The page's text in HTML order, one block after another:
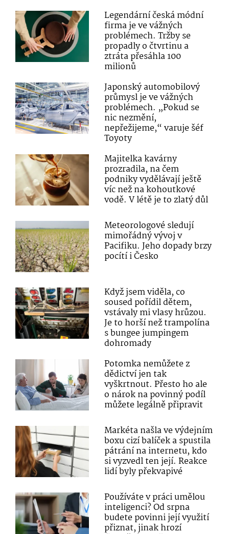
Legendární česká módní
firma je ve vážných
problémech. Tržby se
propadly o čtvrtinu a
ztráta přesáhla 100
milionů
Japonský automobilový
průmysl je ve vážných
problémech. „Pokud se
nic nezmění,
nepřežijeme,“ varuje šéf
Toyoty
Majitelka kavárny
prozradila, na čem
podniky vydělávají ještě
víc než na kohoutkové
vodě. V létě je to zlatý důl
Meteorologové sledují
mimořádný vývoj v
Pacifiku. Jeho dopady brzy
pocítí i Česko
Když jsem viděla, co
soused pořídil dětem,
vstávaly mi vlasy hrůzou.
Je to horší než trampolína
s bungee jumpingem
dohromady
Potomka nemůžete z
dědictví jen tak
vyškrtnout. Přesto ho ale
o nárok na povinný podíl
můžete legálně připravit
Markéta našla ve výdejním
boxu cizí balíček a spustila
pátrání na internetu, kdo
si vyzvedl ten její. Reakce
lidí byly překvapivé
Používáte v práci umělou
inteligenci? Od srpna
budete povinni její využití
přiznat, jinak hrozí